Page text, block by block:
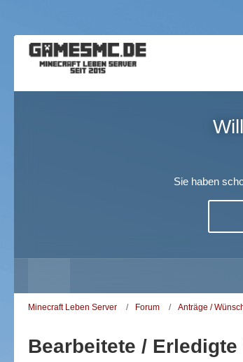
Sie haben
Minecraft Leben Server Forum Anträge /
Bearbeitete /